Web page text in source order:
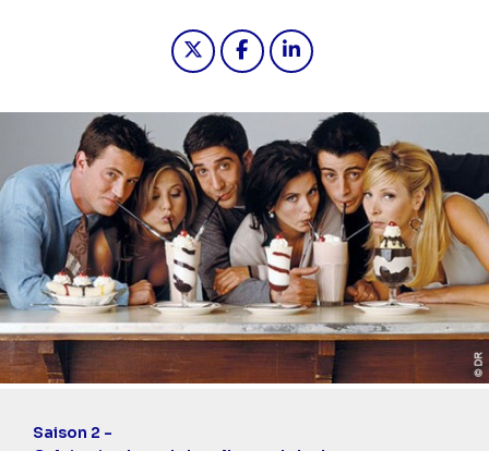
Partager "2025-03-22 20:25 -
Partager "2025-03-22
Saison 2 -